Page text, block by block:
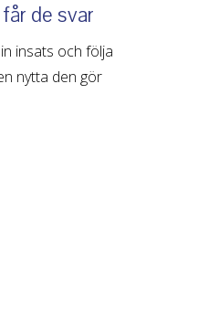
de svar
insats och följa
nytta den gör